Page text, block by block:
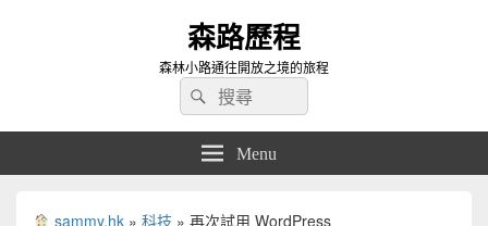
森路歷程
森林小路通往開放之境的旅程
Search
for:
Search
Menu
sammy.hk» 科技 » 再次試用 WordPress